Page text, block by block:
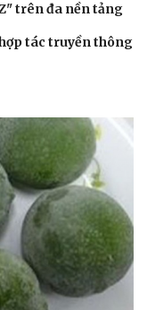
trên đa nền tảng
tác truyền thông